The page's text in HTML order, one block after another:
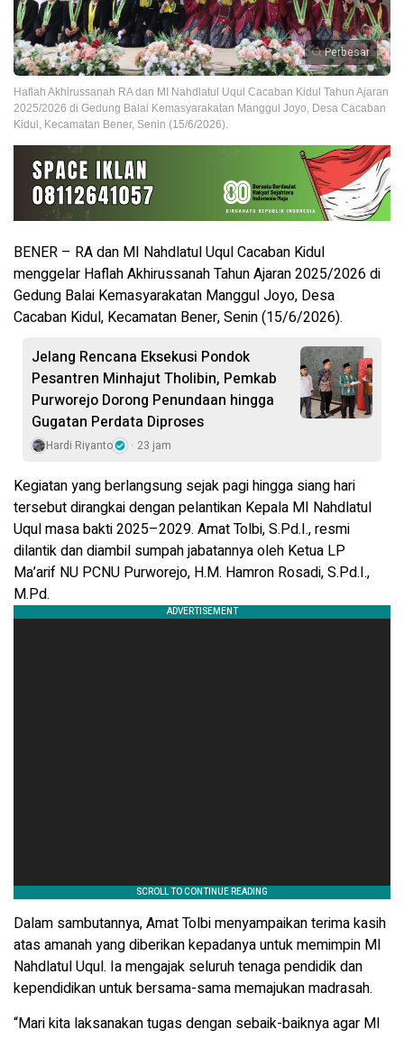
Perbesar
Haflah Akhirussanah RA dan MI Nahdlatul Uqul Cacaban Kidul Tahun Ajaran
2025/2026 di Gedung Balai Kemasyarakatan Manggul Joyo, Desa Cacaban
Kidul, Kecamatan Bener, Senin (15/6/2026).
BENER – RA dan MI Nahdlatul Uqul Cacaban Kidul
menggelar Haflah Akhirussanah Tahun Ajaran 2025/2026 di
Gedung Balai Kemasyarakatan Manggul Joyo, Desa
Cacaban Kidul, Kecamatan Bener, Senin (15/6/2026).
Jelang Rencana Eksekusi Pondok
Pesantren Minhajut Tholibin, Pemkab
Purworejo Dorong Penundaan hingga
Gugatan Perdata Diproses
Hardi Riyanto 23 jam
Kegiatan yang berlangsung sejak pagi hingga siang hari
tersebut dirangkai dengan pelantikan Kepala MI Nahdlatul
Uqul masa bakti 2025–2029. Amat Tolbi, S.Pd.I., resmi
dilantik dan diambil sumpah jabatannya oleh Ketua LP
Ma’arif NU PCNU Purworejo, H.M. Hamron Rosadi, S.Pd.I.,
M.Pd.
Dalam sambutannya, Amat Tolbi menyampaikan terima kasih
atas amanah yang diberikan kepadanya untuk memimpin MI
Nahdlatul Uqul. Ia mengajak seluruh tenaga pendidik dan
kependidikan untuk bersama-sama memajukan madrasah.
“Mari kita laksanakan tugas dengan sebaik-baiknya agar MI